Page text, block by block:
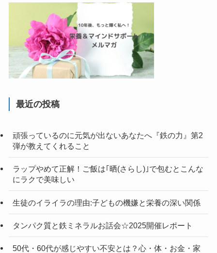
最近の投稿
頑張っているのに元気が出ないあなたへ『鉄の力』第2
弾が教えてくれること
ラップやめて正解！ご飯は｢晒(さらし)｣で包むとこんな
にラクで美味しい
生徒のイライラの理由:子どもの機嫌と栄養の深い関係
タンパク質と鉄ミネラルお話会☆2025開催レポート
50代・60代が感じやすい不安とは？心・体・お金・家